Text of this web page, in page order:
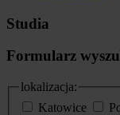
Studia
Formularz
lokalizacja:
Katowice